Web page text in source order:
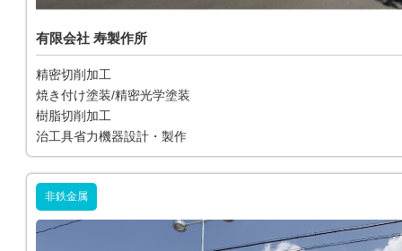
有限会社 寿製作所
精密切削加工
焼き付け塗装/精密光学塗装
樹脂切削加工
治工具省力機器設計・製作
非鉄金属